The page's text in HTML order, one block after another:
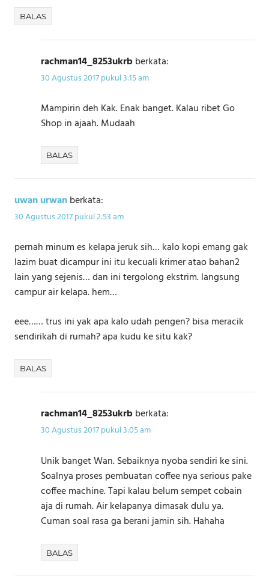
BALAS
rachman14_8253ukrbberkata:
30 Agustus 2017 pukul 3:15 am
Mampirin deh Kak. Enak banget. Kalau ribet Go
Shop in ajaah. Mudaah
BALAS
uwan urwanberkata:
30 Agustus 2017 pukul 2:53 am
pernah minum es kelapa jeruk sih… kalo kopi emang gak
lazim buat dicampur ini itu kecuali krimer atao bahan2
lain yang sejenis… dan ini tergolong ekstrim. langsung
campur air kelapa. hem…
eee…… trus ini yak apa kalo udah pengen? bisa meracik
sendirikah di rumah? apa kudu ke situ kak?
BALAS
rachman14_8253ukrbberkata:
30 Agustus 2017 pukul 3:05 am
Unik banget Wan. Sebaiknya nyoba sendiri ke sini.
Soalnya proses pembuatan coffee nya serious pake
coffee machine. Tapi kalau belum sempet cobain
aja di rumah. Air kelapanya dimasak dulu ya.
Cuman soal rasa ga berani jamin sih. Hahaha
BALAS